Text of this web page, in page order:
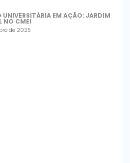
UNIVERSITÁRIA EM AÇÃO: JARDIM
NO CMEI
de 2025